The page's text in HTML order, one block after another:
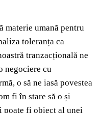
materie umană pentru
toleranța ca
tranzacțională ne
negociere cu
o să ne iasă povestea
fi în stare să o și
poate fi obiect al unei